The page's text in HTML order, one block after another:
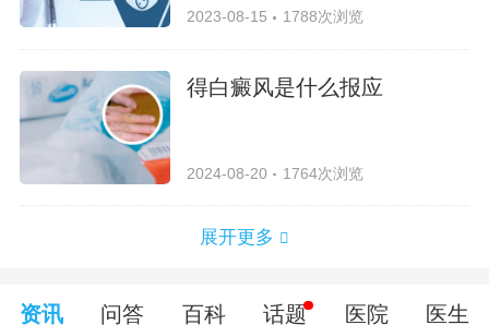
2023-08-15 1788次浏览
得白癜风是什么报应
2024-08-20 1764次浏览
展开更多
资讯 问答 百科 话题 医院 医生